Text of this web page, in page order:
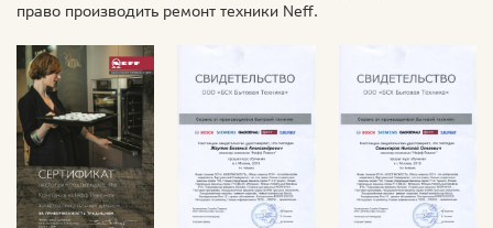
право производить ремонт техники Neff.